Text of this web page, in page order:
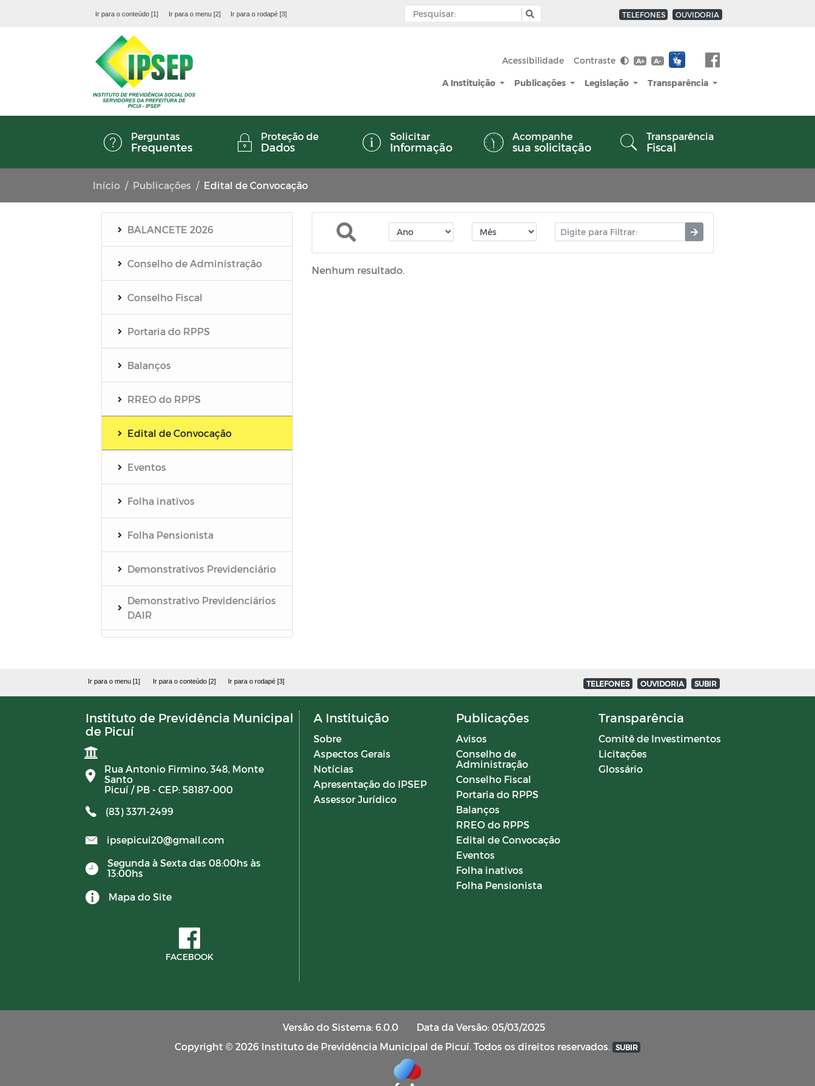
Ir para o conteúdo [1] Ir para o menu [2] Ir para o rodapé [3] TELEFONES OUVIDORIA
Acessibilidade Contraste A+ A-
A Instituição Publicações Legislação Transparência
Perguntas
Frequentes
Proteção de
Dados
Solicitar
Informação
Acompanhe
sua solicitação
Transparência
Fiscal
Início Publicações Edital de Convocação
BALANCETE 2026
Conselho de Administração
Conselho Fiscal
Portaria do RPPS
Balanços
RREO do RPPS
Edital de Convocação
Eventos
Folha inativos
Folha Pensionista
Demonstrativos Previdenciário
Demonstrativo Previdenciários
DAIR
Demonstrativo Previdenciários
Demonstrativos
Demonstrativos Contábeis
Comitê de Investimentos
Contratos
PORTARIAS RPPS 2023
BALANCETES 2024
Nenhum resultado.
Ir para o menu [1] Ir para o conteúdo [2] Ir para o rodapé [3] TELEFONES OUVIDORIA SUBIR
Instituto de Previdência Municipal
de Picuí
Rua Antonio Firmino, 348, Monte
Santo
Picuí / PB - CEP: 58187-000
(83) 3371-2499
ipsepicui20@gmail.com
Segunda à Sexta das 08:00hs às
13:00hs
Mapa do Site
FACEBOOK
A Instituição
Sobre
Aspectos Gerais
Notícias
Apresentação do IPSEP
Assessor Jurídico
Publicações
Avisos
Conselho de
Administração
Conselho Fiscal
Portaria do RPPS
Balanços
RREO do RPPS
Edital de Convocação
Eventos
Folha inativos
Folha Pensionista
Transparência
Comitê de Investimentos
Licitações
Glossário
Versão do Sistema: 6.0.0
Data da Versão: 05/03/2025
Copyright © 2026 Instituto de Previdência Municipal de Picuí. Todos os direitos reservados.
SUBIR